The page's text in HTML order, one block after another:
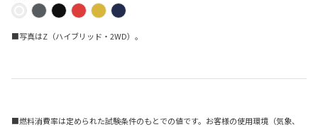
■写真はZ（ハイブリッド・2WD）。
■燃料消費率は定められた試験条件のもとでの値です。お客様の使用環境（気象、